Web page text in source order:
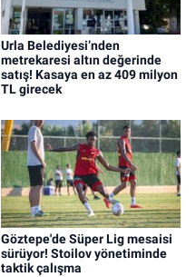
Urla Belediyesi’nden
metrekaresi altın değerinde
satış! Kasaya en az 409 milyon
TL girecek
Göztepe'de Süper Lig mesaisi
sürüyor! Stoilov yönetiminde
taktik çalışma